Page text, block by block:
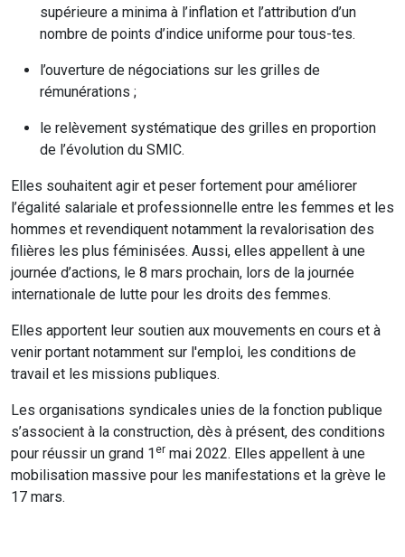
supérieure a minima à l’inflation et l’attribution d’un
nombre de points d’indice uniforme pour tous-tes.
l’ouverture de négociations sur les grilles de
rémunérations ;
le relèvement systématique des grilles en proportion
de l’évolution du SMIC.
Elles souhaitent agir et peser fortement pour améliorer
l’égalité salariale et professionnelle entre les femmes et les
hommes et revendiquent notamment la revalorisation des
filières les plus féminisées. Aussi, elles appellent à une
journée d’actions, le 8 mars prochain, lors de la journée
internationale de lutte pour les droits des femmes.
Elles apportent leur soutien aux mouvements en cours et à
venir portant notamment sur l'emploi, les conditions de
travail et les missions publiques.
Les organisations syndicales unies de la fonction publique
s’associent à la construction, dès à présent, des conditions
pour réussir un grand 1 er mai 2022. Elles appellent à une
mobilisation massive pour les manifestations et la grève le
17 mars.